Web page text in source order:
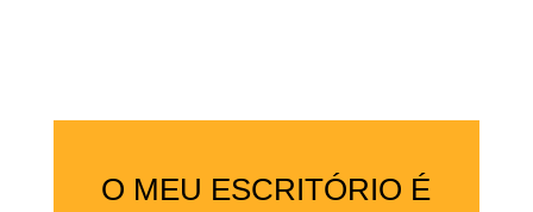
O MEU ESCRITÓRIO É